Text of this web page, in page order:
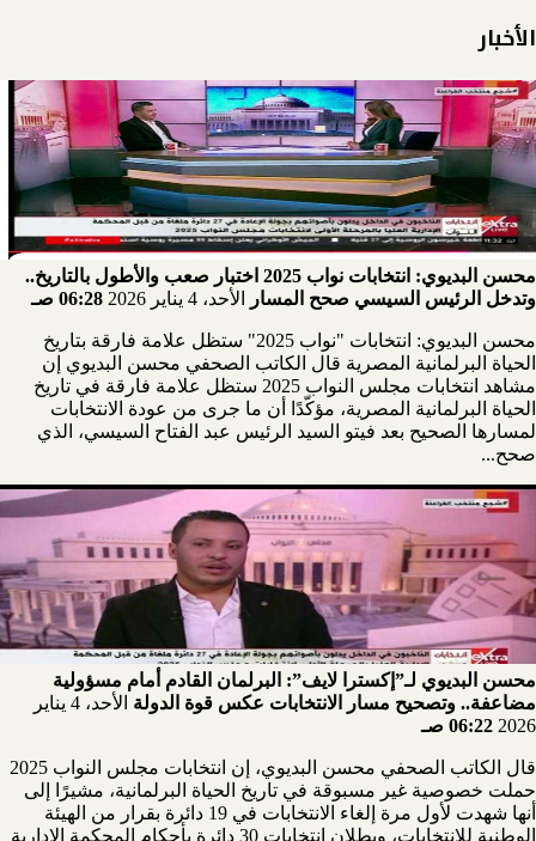
الأخبار
محسن البديوي: انتخابات نواب 2025 اختبار صعب والأطول بالتاريخ..
وتدخل الرئيس السيسي صحح المسار
الأحد، 4 يناير 2026 06:28 صـ
محسن البديوي: انتخابات "نواب 2025" ستظل علامة فارقة بتاريخ
الحياة البرلمانية المصرية قال الكاتب الصحفي محسن البديوي إن
مشاهد انتخابات مجلس النواب 2025 ستظل علامة فارقة في تاريخ
الحياة البرلمانية المصرية، مؤكّدًا أن ما جرى من عودة الانتخابات
لمسارها الصحيح بعد فيتو السيد الرئيس عبد الفتاح السيسي، الذي
صحح...
محسن البديوي لـ”إكسترا لايف”: البرلمان القادم أمام مسؤولية
مضاعفة.. وتصحيح مسار الانتخابات عكس قوة الدولة
الأحد، 4 يناير
2026 06:22 صـ
قال الكاتب الصحفي محسن البديوي، إن انتخابات مجلس النواب 2025
حملت خصوصية غير مسبوقة في تاريخ الحياة البرلمانية، مشيرًا إلى
أنها شهدت لأول مرة إلغاء الانتخابات في 19 دائرة بقرار من الهيئة
الوطنية للانتخابات، وبطلان انتخابات 30 دائرة بأحكام المحكمة الإدارية